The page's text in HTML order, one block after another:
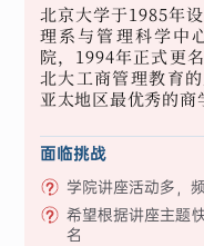
北京大学于1985年
理系与管理科学中
院，1994年正式更
北大工商管理教育
亚太地区最优秀的商
面临挑战
学院讲座活动多，
希望根据讲座主题
名